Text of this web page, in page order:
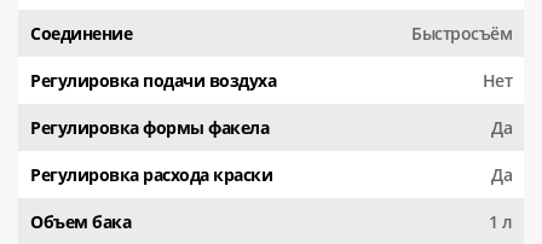
Соединение Быстросъём
Регулировка подачи воздуха Нет
Регулировка формы факела Да
Рeгулировка расхода краски Да
Объем бака 1 л